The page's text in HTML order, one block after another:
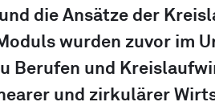
die Ansätze der
wurden zuvor im
Berufen und
und zirkulärer